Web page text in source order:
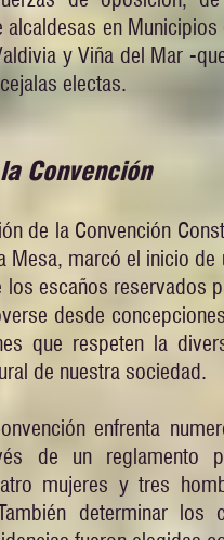
en
y Viña del Mar -
electas.
Convención
de la Convención
Mesa, marcó el inicio
los escaños reservados
desde
que respeten la
de nuestra sociedad.
enfrenta
de un
mujeres y tres
determinar